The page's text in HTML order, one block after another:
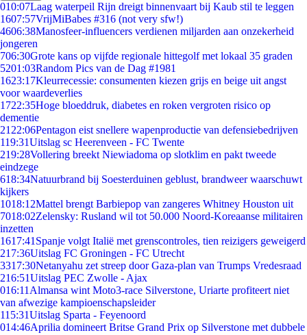
010:07Laag waterpeil Rijn dreigt binnenvaart bij Kaub stil te leggen
1607:57VrijMiBabes #316 (not very sfw!)
4606:38Manosfeer-influencers verdienen miljarden aan onzekerheid
jongeren
706:30Grote kans op vijfde regionale hittegolf met lokaal 35 graden
5201:03Random Pics van de Dag #1981
1623:17Kleurrecessie: consumenten kiezen grijs en beige uit angst
voor waardeverlies
1722:35Hoge bloeddruk, diabetes en roken vergroten risico op
dementie
21 22:06Pentagon eist snellere wapenproductie van defensiebedrijven
119:31Uitslag sc Heerenveen - FC Twente
219:28Vollering breekt Niewiadoma op slotklim en pakt tweede
eindzege
618:34Natuurbrand bij Soesterduinen geblust, brandweer waarschuwt
kijkers
1018:12Mattel brengt Barbiepop van zangeres Whitney Houston uit
7018:02Zelensky: Rusland wil tot 50.000 Noord-Koreaanse militairen
inzetten
1617:41 Spanje volgt Italië met grenscontroles, tien reizigers geweigerd
217:36Uitslag FC Groningen - FC Utrecht
3317:30Netanyahu zet streep door Gaza-plan van Trumps Vredesraad
216:51Uitslag PEC Zwolle - Ajax
016:11 Almansa wint Moto3-race Silverstone, Uriarte profiteert niet
van afwezige kampioenschapsleider
115:31Uitslag Sparta - Feyenoord
014:46Aprilia domineert Britse Grand Prix op Silverstone met dubbele